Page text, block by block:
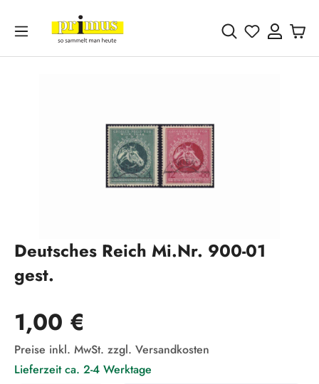
Zum Hauptinhalt springen
Du hast 0
Deutsches Reich Mi.Nr. 900-01
gest.
Regulärer Preis:
1,00 €
Preise inkl. MwSt. zzgl. Versandkosten
Lieferzeit ca. 2-4 Werktage